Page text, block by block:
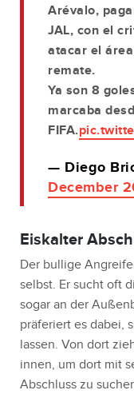
Arévalo,
JAL, con el
atacar el
remate.
Ya son 8
marcaba
FIFA.
— Diego
December
Eiskalter
Der bullige
selbst. Er sucht oft
sogar an der
präferiert es dabei,
lassen. Von dort
innen, um dort mit
Abschluss zu